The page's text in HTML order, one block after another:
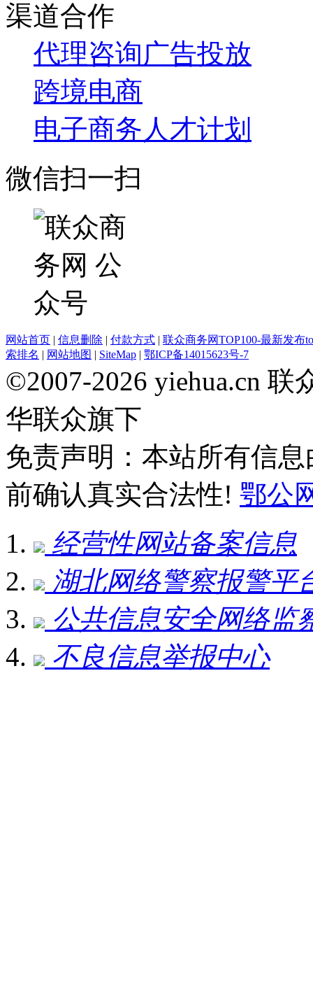
渠道合作
代理咨询广告投放
跨境电商
电子商务人才计划
微信扫一扫
网站首页 | 信息删除 | 付款方式 | 联众商务网TOP100-最新发布
索排名 | 网站地图 | SiteMap | 鄂ICP备14015623号-7
©2007-2026 yiehua.cn
华联众旗下
免责声明：本站所有信
前确认真实合法性! 鄂公
经营性网站备案信息
湖北网络警察报警平
公共信息安全网络监
不良信息举报中心